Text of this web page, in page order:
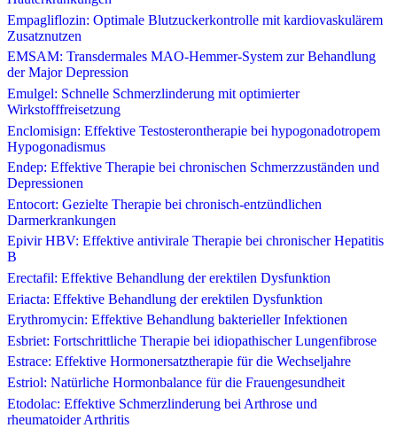
Empagliflozin: Optimale Blutzuckerkontrolle mit kardiovaskulärem
Zusatznutzen
EMSAM: Transdermales MAO-Hemmer-System zur Behandlung
der Major Depression
Emulgel: Schnelle Schmerzlinderung mit optimierter
Wirkstofffreisetzung
Enclomisign: Effektive Testosterontherapie bei hypogonadotropem
Hypogonadismus
Endep: Effektive Therapie bei chronischen Schmerzzuständen und
Depressionen
Entocort: Gezielte Therapie bei chronisch-entzündlichen
Darmerkrankungen
Epivir HBV: Effektive antivirale Therapie bei chronischer Hepatitis
B
Erectafil: Effektive Behandlung der erektilen Dysfunktion
Eriacta: Effektive Behandlung der erektilen Dysfunktion
Erythromycin: Effektive Behandlung bakterieller Infektionen
Esbriet: Fortschrittliche Therapie bei idiopathischer Lungenfibrose
Estrace: Effektive Hormonersatztherapie für die Wechseljahre
Estriol: Natürliche Hormonbalance für die Frauengesundheit
Etodolac: Effektive Schmerzlinderung bei Arthrose und
rheumatoider Arthritis